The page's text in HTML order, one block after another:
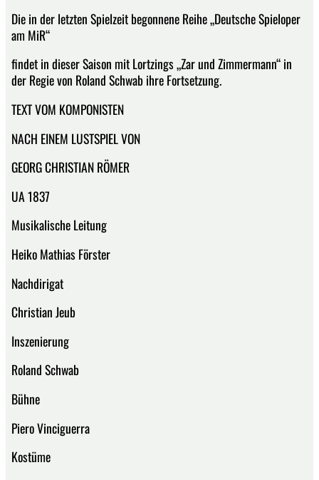
Die in der letzten Spielzeit begonnene Reihe „Deutsche Spieloper
am MiR“
findet in dieser Saison mit Lortzings „Zar und Zimmermann“ in
der Regie von Roland Schwab ihre Fortsetzung.
TEXT VOM KOMPONISTEN
NACH EINEM LUSTSPIEL VON
GEORG CHRISTIAN RÖMER
UA 1837
Musikalische Leitung
Heiko Mathias Förster
Nachdirigat
Christian Jeub
Inszenierung
Roland Schwab
Bühne
Piero Vinciguerra
Kostüme